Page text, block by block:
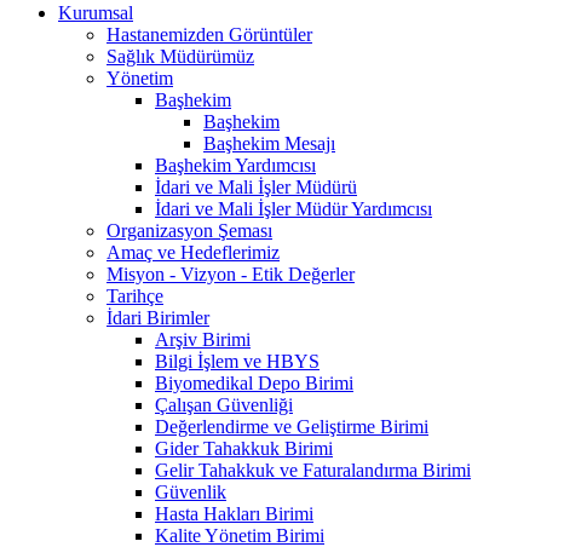
Kurumsal
Hastanemizden Görüntüler
Sağlık Müdürümüz
Yönetim
Başhekim
Başhekim
Başhekim Mesajı
Başhekim Yardımcısı
İdari ve Mali İşler Müdürü
İdari ve Mali İşler Müdür Yardımcısı
Organizasyon Şeması
Amaç ve Hedeflerimiz
Misyon - Vizyon - Etik Değerler
Tarihçe
İdari Birimler
Arşiv Birimi
Bilgi İşlem ve HBYS
Biyomedikal Depo Birimi
Çalışan Güvenliği
Değerlendirme ve Geliştirme Birimi
Gider Tahakkuk Birimi
Gelir Tahakkuk ve Faturalandırma Birimi
Güvenlik
Hasta Hakları Birimi
Kalite Yönetim Birimi